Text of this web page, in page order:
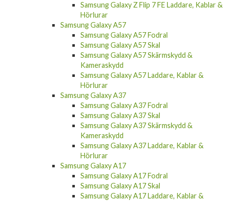
Samsung Galaxy Z Flip 7 FE Laddare, Kablar &
Hörlurar
Samsung Galaxy A57
Samsung Galaxy A57 Fodral
Samsung Galaxy A57 Skal
Samsung Galaxy A57 Skärmskydd &
Kameraskydd
Samsung Galaxy A57 Laddare, Kablar &
Hörlurar
Samsung Galaxy A37
Samsung Galaxy A37 Fodral
Samsung Galaxy A37 Skal
Samsung Galaxy A37 Skärmskydd &
Kameraskydd
Samsung Galaxy A37 Laddare, Kablar &
Hörlurar
Samsung Galaxy A17
Samsung Galaxy A17 Fodral
Samsung Galaxy A17 Skal
Samsung Galaxy A17 Laddare, Kablar &